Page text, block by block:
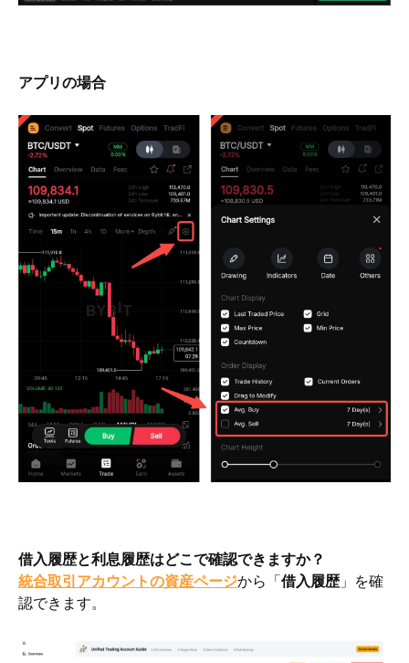
アプリの場合
借入履歴と利息履歴はどこで確認できますか？
統合取引アカウントの資産ページから「借入履歴」を確
認できます。